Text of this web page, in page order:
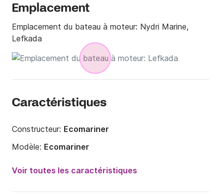
Emplacement
Emplacement du bateau à moteur: Nydri Marine,
Lefkada
Caractéristiques
Constructeur: Ecomariner
Modèle: Ecomariner
Année:
2005 (Rénové en 2022)
Voir toutes les caractéristiques